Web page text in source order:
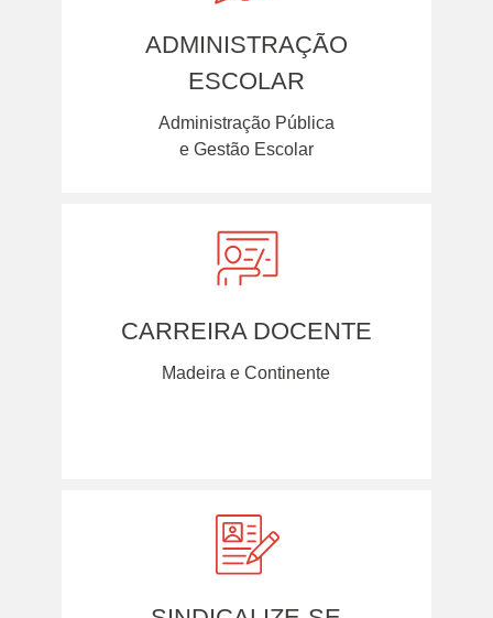
ADMINISTRAÇÃO
ESCOLAR
Administração Pública
e Gestão Escolar
CARREIRA DOCENTE
Madeira e Continente